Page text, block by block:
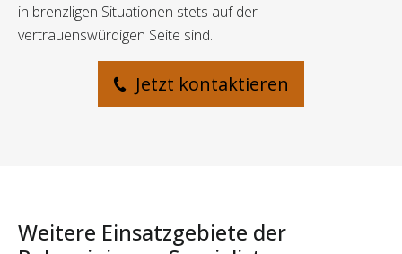
in brenzligen Situationen stets auf der
vertrauenswürdigen Seite sind.
Jetzt kontaktieren
Weitere Einsatzgebiete der